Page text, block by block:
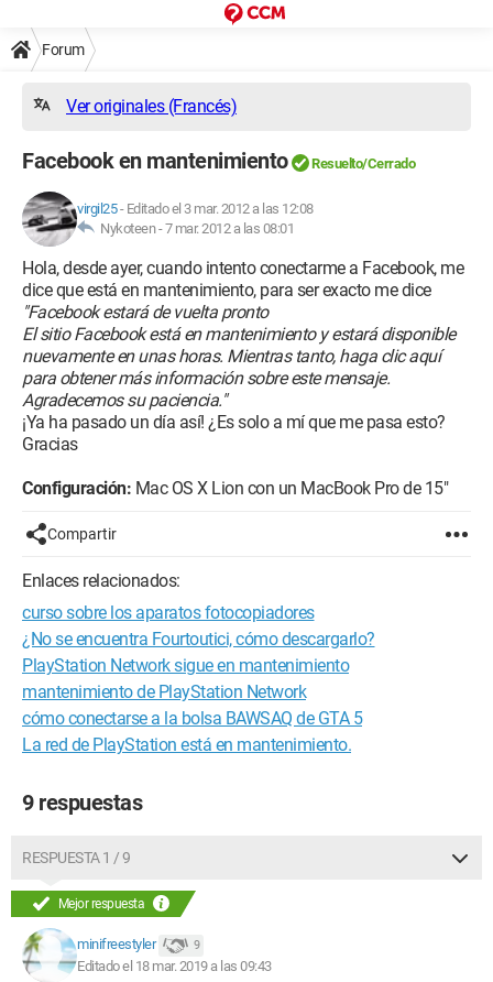
Forum
Ver originales (Francés)
Facebook en mantenimiento Resuelto/Cerrado
virgil25- Editado el 3 mar. 2012 a las 12:08
Nykoteen -7 mar. 2012 a las 08:01
Hola, desde ayer, cuando intento conectarme a Facebook, me
dice que está en mantenimiento, para ser exacto me dice
"Facebook estará de vuelta pronto
El sitio Facebook está en mantenimiento y estará disponible
nuevamente en unas horas. Mientras tanto, haga clic aquí
para obtener más información sobre este mensaje.
Agradecemos su paciencia."
¡Ya ha pasado un día así! ¿Es solo a mí que me pasa esto?
Gracias
Configuración: Mac OS X Lion con un MacBook Pro de 15"
Compartir
Enlaces relacionados:
curso sobre los aparatos fotocopiadores
¿No se encuentra Fourtoutici, cómo descargarlo?
PlayStation Network sigue en mantenimiento
mantenimiento de PlayStation Network
cómo conectarse a la bolsa BAWSAQ de GTA 5
La red de PlayStation está en mantenimiento.
9 respuestas
RESPUESTA 1 / 9
Mejor respuesta
minifreestyler 9
Editado el 18 mar. 2019 a las 09:43